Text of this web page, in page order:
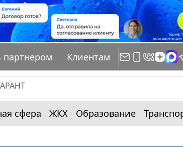
партнером Клиентам
сфера ЖКХ Образование